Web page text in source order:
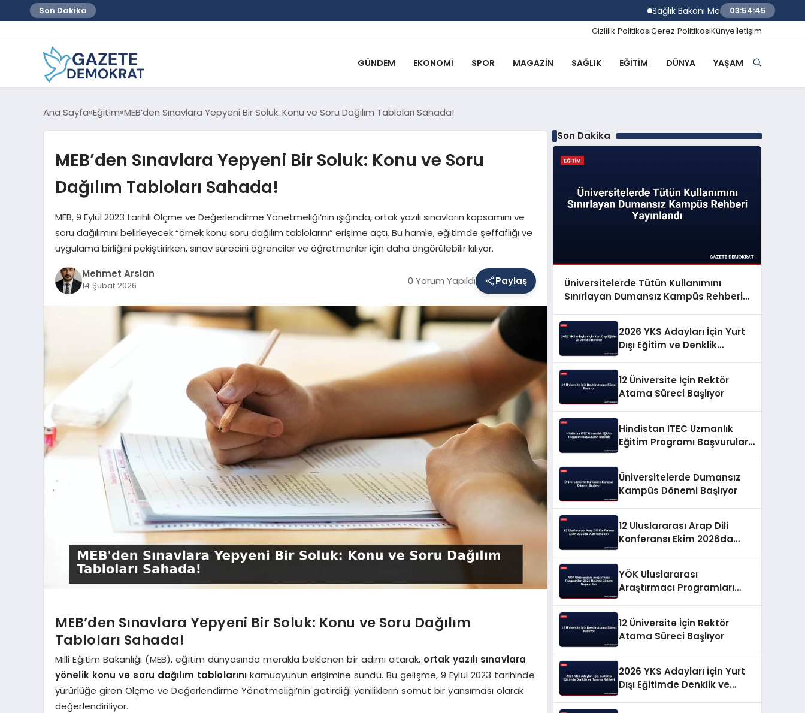
Son Dakika Sağlık Bakanı Memişoğlu Rize Şehir
03:54:46
Gizlilik PolitikasıÇerez PolitikasıKünyeİletişim
GÜNDEM EKONOMI SPOR MAGAZIN SAĞLIK EĞITIM DÜNYA YAŞAM
Ana Sayfa Eğitim MEB’den Sınavlara Yepyeni Bir Soluk: Konu ve Soru Dağılım Tabloları Sahada!
MEB’den Sınavlara Yepyeni Bir Soluk: Konu ve Soru
Dağılım Tabloları Sahada!
MEB, 9 Eylül 2023 tarihli Ölçme ve Değerlendirme Yönetmeliği’nin ışığında, ortak yazılı sınavların kapsamını ve
soru dağılımını belirleyecek “örnek konu soru dağılım tablolarını” erişime açtı. Bu hamle, eğitimde şeffaflığı ve
uygulama birliğini pekiştirirken, sınav sürecini öğrenciler ve öğretmenler için daha öngörülebilir kılıyor.
Mehmet Arslan
14 Şubat 2026 0 Yorum Yapıldı Paylaş
MEB’den Sınavlara Yepyeni Bir Soluk: Konu ve Soru Dağılım
Tabloları Sahada!
Milli Eğitim Bakanlığı (MEB), eğitim dünyasında merakla beklenen bir adımı atarak, ortak yazılı sınavlara
yönelik konu ve soru dağılım tablolarını kamuoyunun erişimine sundu. Bu gelişme, 9 Eylül 2023 tarihinde
yürürlüğe giren Ölçme ve Değerlendirme Yönetmeliği’nin getirdiği yeniliklerin somut bir yansıması olarak
değerlendiriliyor.
Son Dakika
Üniversitelerde Tütün Kullanımını
Sınırlayan Dumansız Kampüs Rehberi
2026 YKS Adayları İçin Yurt
Dışı Eğitim ve Denklik
12 Üniversite İçin Rektör
Atama Süreci Başlıyor
Hindistan ITEC Uzmanlık
Eğitim Programı Başvuruları
Üniversitelerde Dumansız
Kampüs Dönemi Başlıyor
12 Uluslararası Arap Dili
Konferansı Ekim 2026da
YÖK Uluslararası
Araştırmacı Programları
12 Üniversite İçin Rektör
Atama Süreci Başlıyor
2026 YKS Adayları İçin Yurt
Dışı Eğitimde Denklik ve